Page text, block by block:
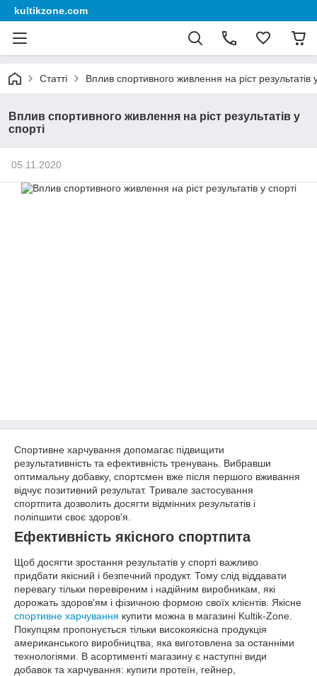
kultikzone.com
Статті Вплив спортивного живлення на ріст результатів
Вплив спортивного живлення на ріст результатів у
спорті
05.11.2020
Спортивне харчування допомагає підвищити
результативність та ефективність тренувань. Вибравши
оптимальну добавку, спортсмен вже після першого вживання
відчує позитивний результат. Тривале застосування
спортпита дозволить досягти відмінних результатів і
поліпшити своє здоров'я.
Ефективність якісного спортпита
Щоб досягти зростання результатів у спорті важливо
придбати якісний і безпечний продукт. Тому слід віддавати
перевагу тільки перевіреним і надійним виробникам, які
дорожать здоров'ям і фізичною формою своїх клієнтів. Якісне
спортивне харчування купити можна в магазині Kultik-Zone.
Покупцям пропонується тільки високоякісна продукція
американського виробництва, яка виготовлена за останніми
технологіями. В асортименті магазину є наступні види
добавок та харчування: купити протеїн, гейнер,